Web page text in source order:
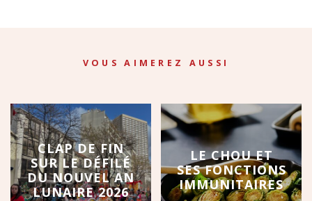
VOUS AIMEREZ AUSSI
CLAP DE FIN
SUR LE DÉFILÉ
DU NOUVEL AN
LUNAIRE 2026
LE CHOU ET
SES FONCTIONS
IMMUNITAIRES